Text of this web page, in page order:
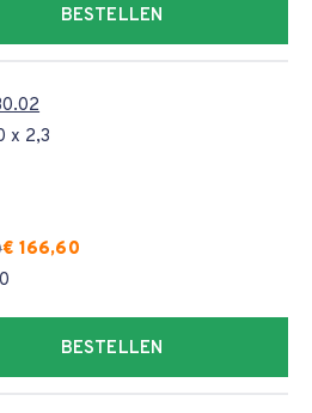
BESTELLEN
x 2,3
€ 166,60
BESTELLEN